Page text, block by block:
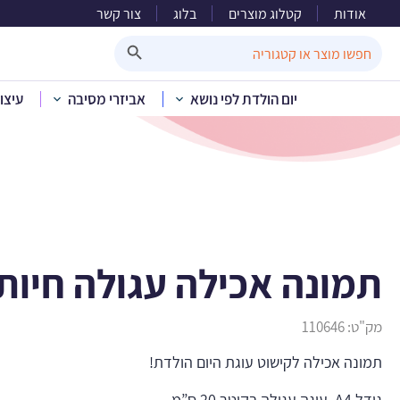
אודות קטלוג מוצרים בלוג צור קשר
for:
יום הולדת לפי נושא אביזרי מסיבה
בית»קטלוג מוצרים »
תמונה אכילה עגולה
מק"ט:110646
תמונה אכילה לקישוט עוגת היום הולדת!